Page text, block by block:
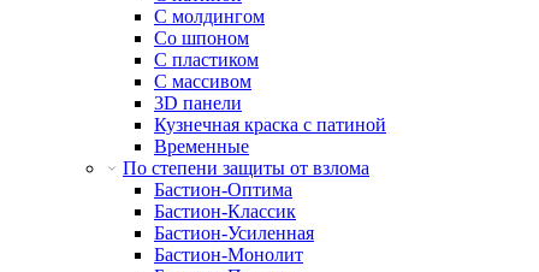
С молдингом
Со шпоном
С пластиком
С массивом
3D панели
Кузнечная краска с патиной
Временные
По степени защиты от взлома
Бастион-Оптима
Бастион-Классик
Бастион-Усиленная
Бастион-Монолит